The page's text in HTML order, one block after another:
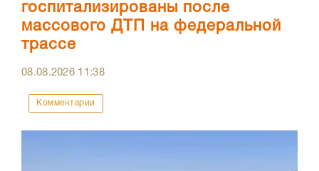
госпитализированы после
массового ДТП на федеральной
трассе
08.08.2026 11:38
Комментарии